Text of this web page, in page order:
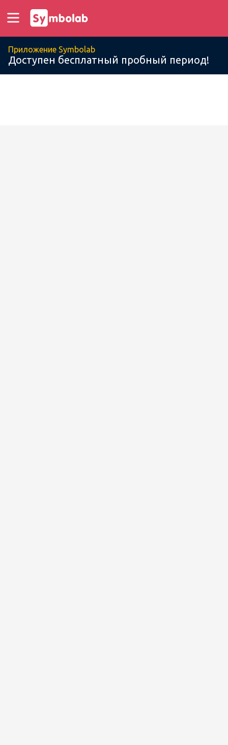
Приложение Symbolab
Доступен бесплатный пробный период!